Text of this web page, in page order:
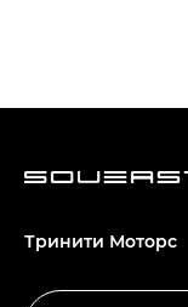
Тринити Моторс